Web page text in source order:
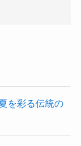
を彩る伝統の